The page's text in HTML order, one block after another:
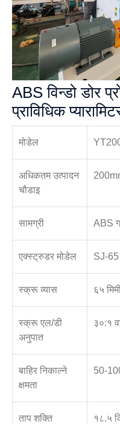
ABS विन्डो डोर
प्राविधिक
मोडेल
अधिकतम उत्पादन
चौडाइ
सामग्री ABS
एक्स्ट्रुडर मोडेल SJ-65
स्क्रू व्यास ६५
स्क्रू एल/डी
अनुपात
३०:१
बाहिर निकाल्ने
क्षमता
50-
ताप शक्ति १८.५